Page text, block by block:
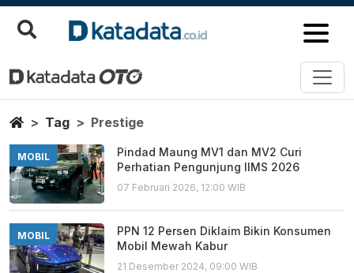
Prestige
Berita Terbaru
HomeTag Prestige
MOBIL
Pindad Maung MV1 dan MV2 Curi
Perhatian Pengunjung IIMS 2026
07 Februari 2026, 12:00 WIB
MOBIL
PPN 12 Persen Diklaim Bikin Konsumen
Mobil Mewah Kabur
21 Desember 2024, 09:00 WIB